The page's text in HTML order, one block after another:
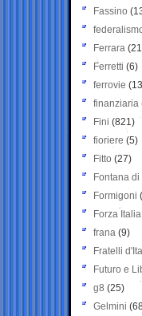
Fassino
Ferrara
Ferretti (6)
ferrovie
finanziaria
Fini (821)
fioriere (5)
Fitto (27)
Fontana di
Formigoni
Forza Italia
frana (9)
Fratelli
Futuro e
g8 (25)
Gelmini